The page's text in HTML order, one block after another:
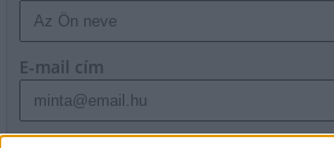
E-mail cím